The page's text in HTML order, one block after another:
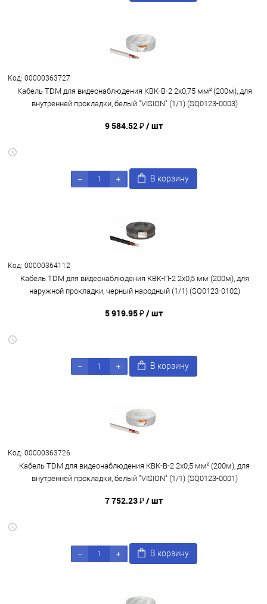
Код: 00000363727
Кабель TDM для видеонаблюдения КВК-В-2 2х0,75 мм² (200м), для
внутренней прокладки, белый "VISION" (1/1) (SQ0123-0003)
9 584.52 ₽/ шт
В корзину
Код: 00000364112
Кабель TDM для видеонаблюдения КВК-П-2 2х0,5 мм (200м), для
наружной прокладки, черный народный (1/1) (SQ0123-0102)
5 919.95 ₽/ шт
В корзину
Код: 00000363726
Кабель TDM для видеонаблюдения КВК-В-2 2х0,5 мм² (200м), для
внутренней прокладки, белый "VISION" (1/1) (SQ0123-0001)
7 752.23 ₽/ шт
В корзину